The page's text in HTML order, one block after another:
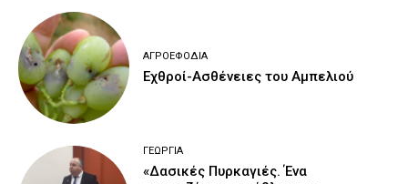
ΑΓΡΟΕΦΌΔΙΑ
Εχθροί-Ασθένειες του Αμπελιού
ΓΕΩΡΓΊΑ
«Δασικές Πυρκαγιές. Ένα